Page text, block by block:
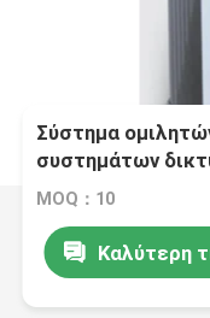
Σύστημα
συστημάτων
TCP/IP IGMP IP
MOQ：10
Καλύτερη